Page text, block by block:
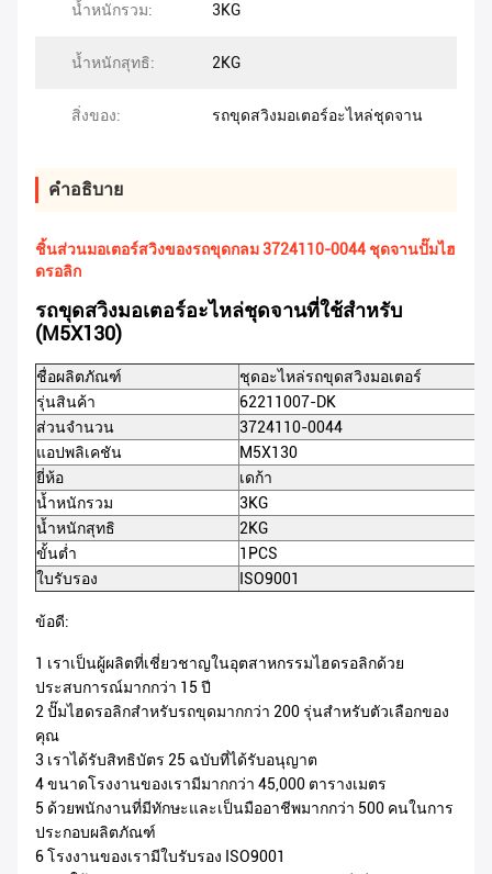
น้ำหนักรวม: 3KG
น้ำหนักสุทธิ: 2KG
สิ่งของ: รถขุดสวิงมอเตอร์อะไหล่ชุดจาน
คําอธิบาย
ชิ้นส่วนมอเตอร์สวิงของรถขุดกลม 3724110-0044 ชุดจานปั๊มไฮ
ดรอลิก
รถขุดสวิงมอเตอร์อะไหล่ชุดจานที่ใช้สำหรับ
(M5X130)
ชื่อผลิตภัณฑ์
ชุดอะไหล่รถขุดสวิงมอเตอร์
รุ่นสินค้า
62211007-DK
ส่วนจำนวน
3724110-0044
แอปพลิเคชัน
M5X130
ยี่ห้อ
เดก้า
น้ำหนักรวม
3KG
น้ำหนักสุทธิ
2KG
ขั้นต่ำ
1PCS
ใบรับรอง
ISO9001
ข้อดี:
1 เราเป็นผู้ผลิตที่เชี่ยวชาญในอุตสาหกรรมไฮดรอลิกด้วย
ประสบการณ์มากกว่า 15 ปี
2 ปั๊มไฮดรอลิกสำหรับรถขุดมากกว่า 200 รุ่นสำหรับตัวเลือกของ
คุณ
3 เราได้รับสิทธิบัตร 25 ฉบับที่ได้รับอนุญาต
4 ขนาดโรงงานของเรามีมากกว่า 45,000 ตารางเมตร
5 ด้วยพนักงานที่มีทักษะและเป็นมืออาชีพมากกว่า 500 คนในการ
ประกอบผลิตภัณฑ์
6 โรงงานของเรามีใบรับรอง ISO9001